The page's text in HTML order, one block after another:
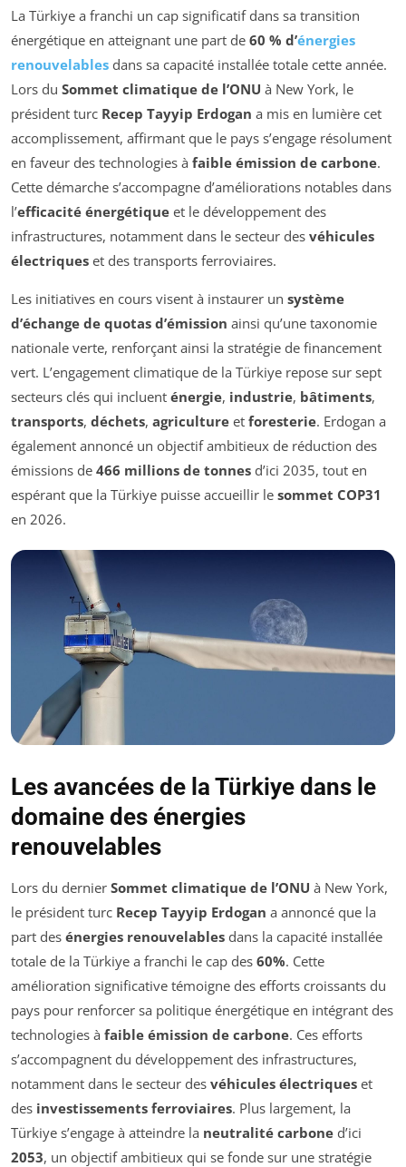
La Türkiye a franchi un cap significatif dans sa transition
énergétique en atteignant une part de 60 % d’énergies
renouvelables dans sa capacité installée totale cette année.
Lors du Sommet climatique de l’ONU à New York, le
président turc Recep Tayyip Erdogan a mis en lumière cet
accomplissement, affirmant que le pays s’engage résolument
en faveur des technologies à faible émission de carbone.
Cette démarche s’accompagne d’améliorations notables dans
l’efficacité énergétique et le développement des
infrastructures, notamment dans le secteur des véhicules
électriques et des transports ferroviaires.
Les initiatives en cours visent à instaurer un système
d’échange de quotas d’émission ainsi qu’une taxonomie
nationale verte, renforçant ainsi la stratégie de financement
vert. L’engagement climatique de la Türkiye repose sur sept
secteurs clés qui incluent énergie, industrie, bâtiments,
transports, déchets, agriculture et foresterie. Erdogan a
également annoncé un objectif ambitieux de réduction des
émissions de 466 millions de tonnes d’ici 2035, tout en
espérant que la Türkiye puisse accueillir le sommet COP31
en 2026.
Les avancées de la Türkiye dans le
domaine des énergies
renouvelables
Lors du dernier Sommet climatique de l’ONU à New York,
le président turc Recep Tayyip Erdogan a annoncé que la
part des énergies renouvelables dans la capacité installée
totale de la Türkiye a franchi le cap des 60%. Cette
amélioration significative témoigne des efforts croissants du
pays pour renforcer sa politique énergétique en intégrant des
technologies à faible émission de carbone. Ces efforts
s’accompagnent du développement des infrastructures,
notamment dans le secteur des véhicules électriques et
des investissements ferroviaires. Plus largement, la
Türkiye s’engage à atteindre la neutralité carbone d’ici
2053, un objectif ambitieux qui se fonde sur une stratégie